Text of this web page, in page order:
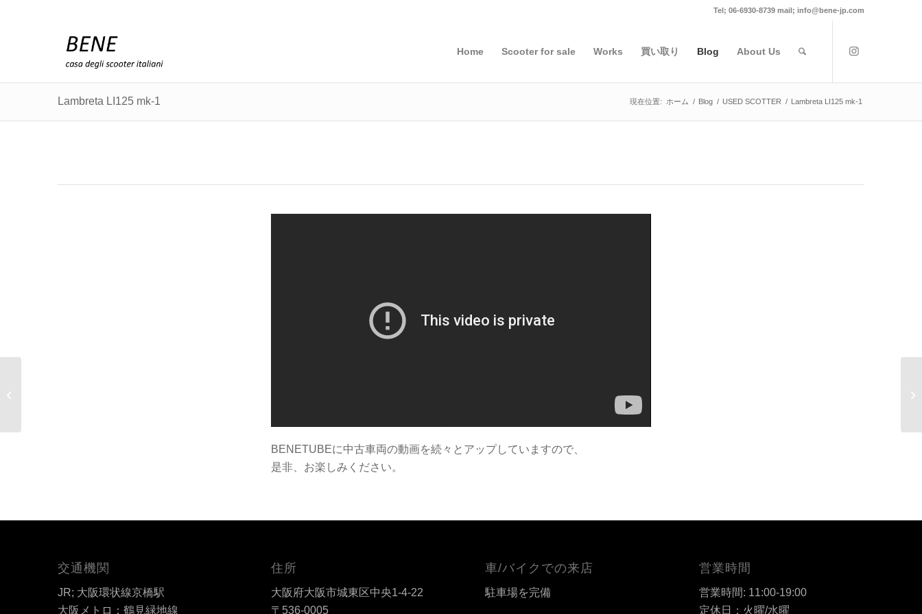
Tel; 06-6930-8739 mail; info@bene-jp.com
Home Scooter for sale Works 買い取り Blog About Us
Lambreta LI125 mk-1 現在位置: ホーム / Blog / USED SCOTTER / Lambreta LI125 mk-1
BENETUBEに中古車両の動画を続々とアップしていますので、
是非、お楽しみください。
交通機関
JR; 大阪環状線京橋駅
大阪メトロ；鶴見緑地線
住所
大阪府大阪市城東区中央1-4-22
〒536-0005
車/バイクでの来店
駐車場を完備
営業時間
営業時間: 11:00-19:00
定休日；火曜/水曜